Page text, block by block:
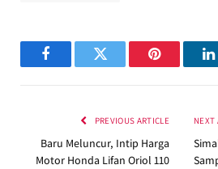
FacebookTwitter Pinterest
PREVIOUS ARTICLE
Baru Meluncur, Intip Harga
Motor Honda Lifan Oriol 110
NEXT